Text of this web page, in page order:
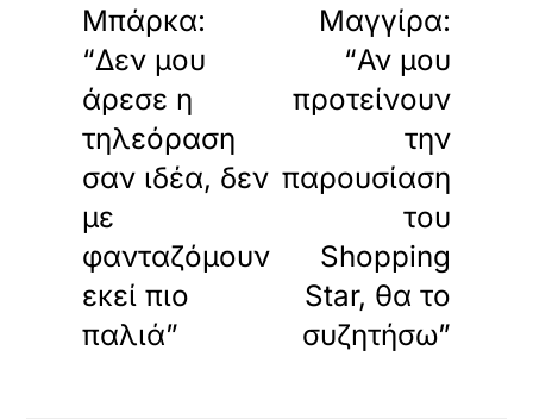
Μπάρκα:
“Δεν μου
άρεσε η
τηλεόραση
σαν ιδέα, δεν
με
φανταζόμουν
εκεί πιο
παλιά”
Μαγγίρα:
“Αν μου
προτείνουν
την
παρουσίαση
του
Shopping
Star, θα το
συζητήσω”